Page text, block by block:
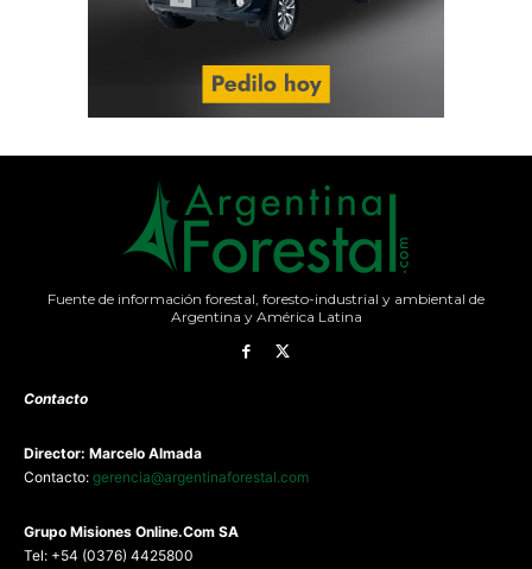
Fuente de información forestal, foresto-industrial y ambiental de
Argentina y América Latina
Contacto
Director: Marcelo Almada
Contacto: gerencia@argentinaforestal.com
Grupo Misiones Online.Com SA
Tel: +54 (0376) 4425800